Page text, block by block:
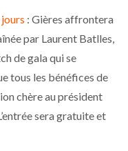
: Gières affrontera
par Laurent Batlles,
de gala qui se
tous les bénéfices de
chère au président
sera gratuite et